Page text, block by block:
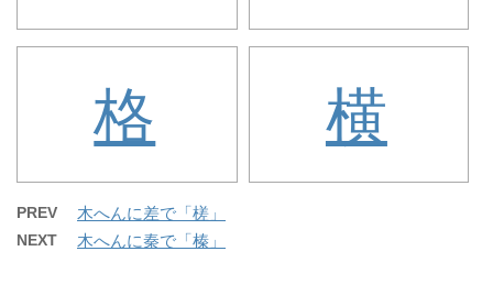
格 横
PREV 木へんに差で「槎」
NEXT 木へんに秦で「榛」